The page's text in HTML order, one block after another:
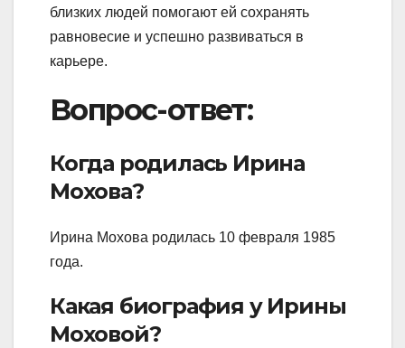
близких людей помогают ей сохранять
равновесие и успешно развиваться в
карьере.
Вопрос-ответ:
Когда родилась Ирина
Мохова?
Ирина Мохова родилась 10 февраля 1985
года.
Какая биография у Ирины
Моховой?